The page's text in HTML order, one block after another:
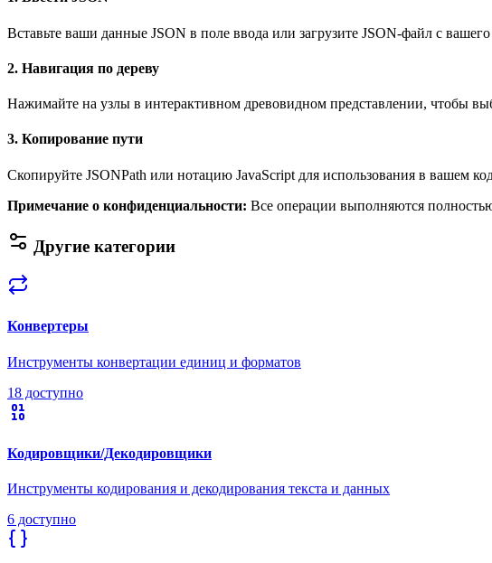
Вставьте ваши данные JSON в поле ввода или загрузите JSON-файл с
2. Навигация по дереву
Нажимайте на узлы в интерактивном древовидном представлении, чтобы
3. Копирование пути
Скопируйте JSONPath или нотацию JavaScript для использования в вашем
Примечание о конфиденциальности: Все операции выполняются
Другие категории
Конвертеры
Инструменты конвертации единиц и форматов
18 доступно
Кодировщики/Декодировщики
Инструменты кодирования и декодирования текста и данных
6 доступно